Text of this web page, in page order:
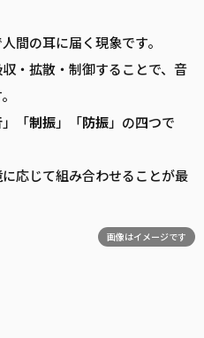
間の耳に届く現象です。
・拡散・制御することで、音
」「制振」「防振」の四つで
応じて組み合わせることが最
画像はイメージです